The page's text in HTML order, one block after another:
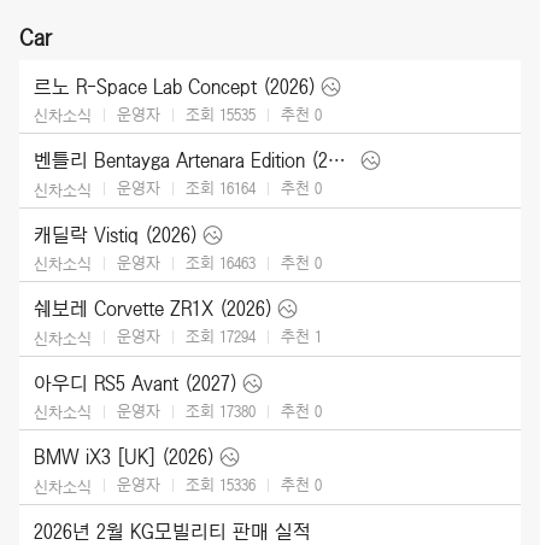
Car
르노 R-Space Lab Concept (2026)
신차소식 운영자 조회 15535 추천 0
벤틀리 Bentayga Artenara Edition (2027)
신차소식 운영자 조회 16164 추천 0
캐딜락 Vistiq (2026)
신차소식 운영자 조회 16463 추천 0
쉐보레 Corvette ZR1X (2026)
신차소식 운영자 조회 17294 추천 1
아우디 RS5 Avant (2027)
신차소식 운영자 조회 17380 추천 0
BMW iX3 [UK] (2026)
신차소식 운영자 조회 15336 추천 0
2026년 2월 KG모빌리티 판매 실적